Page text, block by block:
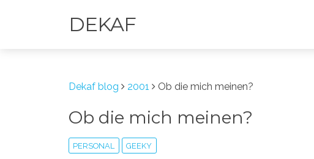
DEKAF
Dekaf blog 2001 Ob die mich meinen?
Ob die mich meinen?
PERSONAL GEEKY